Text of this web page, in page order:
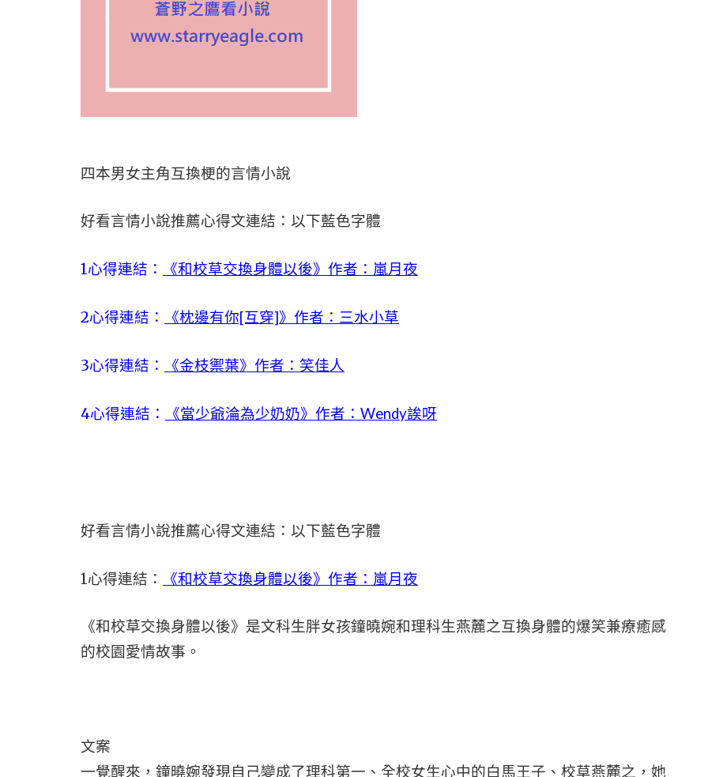
四本男女主角互換梗的言情小說
好看言情小說推薦心得文連結：以下藍色字體
1心得連結： 《和校草交換身體以後》作者：嵐月夜
2心得連結： 《枕邊有你[互穿]》作者：三水小草
3心得連結： 《金枝禦葉》作者：笑佳人
4心得連結： 《當少爺淪為少奶奶》作者：Wendy誒呀
好看言情小說推薦心得文連結：以下藍色字體
1心得連結： 《和校草交換身體以後》作者：嵐月夜
《和校草交換身體以後》是文科生胖女孩鐘曉婉和理科生燕麓之互換身體的爆笑兼療癒感
的校園愛情故事。
文案
一覺醒來，鐘曉婉發現自己變成了理科第一、全校女生心中的白馬王子、校草燕麓之，她